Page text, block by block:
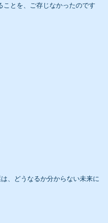
ことを、ご存じなかったのです
、どうなるか分からない未来に